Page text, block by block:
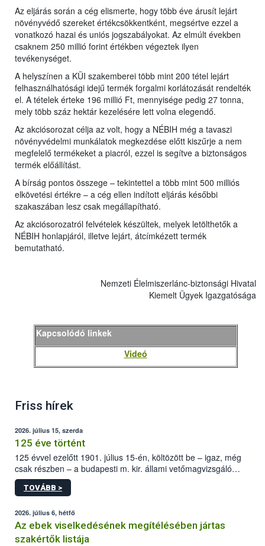
Az eljárás során a cég elismerte, hogy több éve árusít lejárt
növényvédő szereket értékcsökkentként, megsértve ezzel a
vonatkozó hazai és uniós jogszabályokat. Az elmúlt években
csaknem 250 millió forint értékben végeztek ilyen
tevékenységet.
A helyszínen a KÜI szakemberei több mint 200 tétel lejárt
felhasználhatósági idejű termék forgalmi korlátozását rendelték
el. A tételek érteke 196 millió Ft, mennyisége pedig 27 tonna,
mely több száz hektár kezelésére lett volna elegendő.
Az akciósorozat célja az volt, hogy a NÉBIH még a tavaszi
növényvédelmi munkálatok megkezdése előtt kiszűrje a nem
megfelelő termékeket a piacról, ezzel is segítve a biztonságos
termék előállítást.
A bírság pontos összege – tekintettel a több mint 500 milliós
elkövetési értékre – a cég ellen indított eljárás későbbi
szakaszában lesz csak megállapítható.
Az akciósorozatról felvételek készültek, melyek letölthetők a
NÉBIH honlapjáról, illetve lejárt, átcímkézett termék
bemutatható.
Nemzeti Élelmiszerlánc-biztonsági Hivatal
Kiemelt Ügyek Igazgatósága
Kapcsolódó linkek
Videó
Friss hírek
2026. július 15, szerda
125 éve történt
125 évvel ezelőtt 1901. július 15-én, költözött be – igaz, még
csak részben – a budapesti m. kir. állami vetőmagvizsgáló
állomás a Kis Rókus utca 15. szám alatti, Czigler Győző által
tervezett új épületébe.
TOVÁBB >
2026. július 6, hétfő
Az ebek viselkedésének megítélésében jártas
szakértők listája